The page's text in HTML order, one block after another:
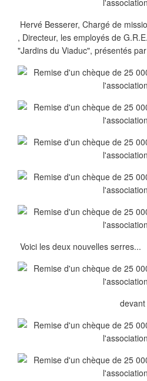
Hervé Besserer, Chargé de
, Directeur, les employés de
"Jardins du Viaduc", présentés
Voici les deux nouvelles serres...